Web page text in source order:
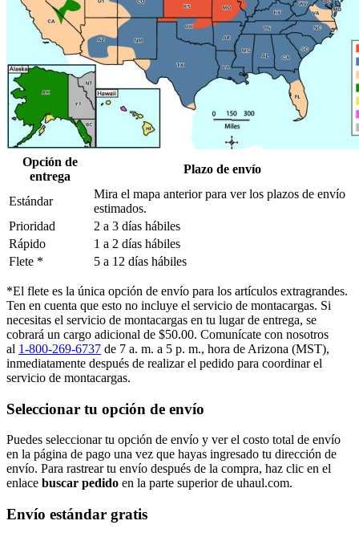
Opción de
entrega
Plazo de envío
Estándar
Mira el mapa anterior para ver los plazos de envío
estimados.
Prioridad
2 a 3 días hábiles
Rápido
1 a 2 días hábiles
Flete *
5 a 12 días hábiles
*El flete es la única opción de envío para los artículos extragrandes.
Ten en cuenta que esto no incluye el servicio de montacargas. Si
necesitas el servicio de montacargas en tu lugar de entrega, se
cobrará un cargo adicional de $50.00. Comunícate con nosotros
al 1-800-269-6737 de 7 a. m. a 5 p. m., hora de Arizona (MST),
inmediatamente después de realizar el pedido para coordinar el
servicio de montacargas.
Seleccionar tu opción de envío
Puedes seleccionar tu opción de envío y ver el costo total de envío
en la página de pago una vez que hayas ingresado tu dirección de
envío. Para rastrear tu envío después de la compra, haz clic en el
enlace buscar pedido​​​​​​​ en la parte superior de uhaul.com.
Envío estándar gratis